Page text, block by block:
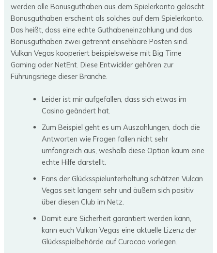
werden alle Bonusguthaben aus dem Spielerkonto gelöscht.
Bonusguthaben erscheint als solches auf dem Spielerkonto.
Das heißt, dass eine echte Guthabeneinzahlung und das
Bonusguthaben zwei getrennt einsehbare Posten sind.
Vulkan Vegas kooperiert beispielsweise mit Big Time
Gaming oder NetEnt. Diese Entwickler gehören zur
Führungsriege dieser Branche.
Leider ist mir aufgefallen, dass sich etwas im
Casino geändert hat.
Zum Beispiel geht es um Auszahlungen, doch die
Antworten wie Fragen fallen nicht sehr
umfangreich aus, weshalb diese Option kaum eine
echte Hilfe darstellt.
Fans der Glücksspielunterhaltung schätzen Vulcan
Vegas seit langem sehr und äußern sich positiv
über diesen Club im Netz.
Damit eure Sicherheit garantiert werden kann,
kann euch Vulkan Vegas eine aktuelle Lizenz der
Glücksspielbehörde auf Curacao vorlegen.